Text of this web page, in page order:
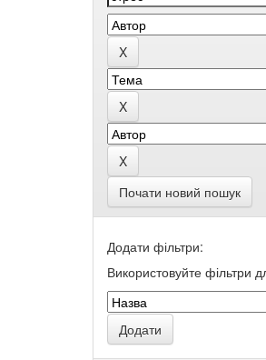
Почати новий пошук
Додати фільтри:
Використовуйте фільтри